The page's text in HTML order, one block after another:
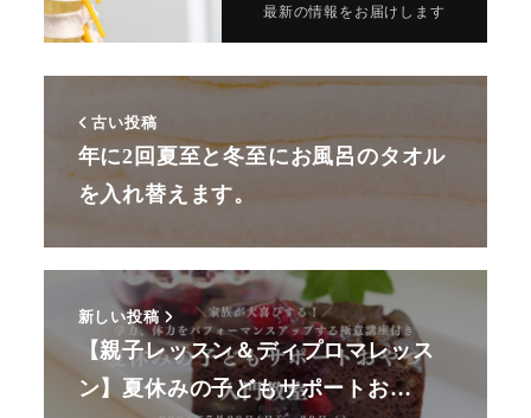
最新の情報をお届けします
古い投稿
年に2回夏至と冬至にお風呂のタオル
を入れ替えます。
新しい投稿
【親子レッスン＆ディプロマレッス
ン】夏休みの子どもサポートお…